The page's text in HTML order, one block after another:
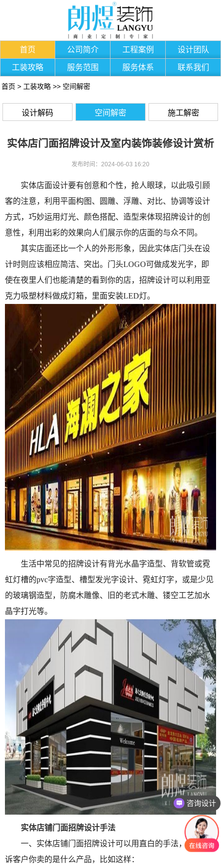
首页 公司简介 工程案例 设计团队
工装攻略 服务范围 服务体系 联系我们
首页 > 工装攻略 >> 空间解密
设计解码 空间解密 施工解密
实体店门面招牌设计及室内装饰装修设计赏析
发布时间：2024-06-03 16:20
实体店面设计要有创意和个性，抢人眼球，以此吸引顾
客的注意，利用平面构图、圆雕、浮雕、对比、协调等设计
方式，巧妙运用灯光、颜色搭配、造型来体现招牌设计的创
意性，利用出彩的效果向人们展示你的店面的与众不同。
其实店面还比一个人的外形形象，因此实体店门头在设
计时则应该相应简洁、突出。门头LOGO可做成发光字，即
使在夜里人们也能清楚的看到你的店，招牌设计可以利用亚
克力吸塑材料做成灯箱，里面安装LED灯。
生活中常见的招牌设计有背光水晶字造型、背软管或霓
虹灯槽的pvc字造型、槽型发光字设计、霓虹灯字，或是少见
的玻璃钢造型，防腐木雕像、旧的老式木雕、镂空工艺加水
晶字打光等。
实体店铺门面招牌设计手法
一、实体店铺门面招牌设计可以用直白的手法，直接告
诉客户你卖的是什么产品，比如这样：
咨询设计